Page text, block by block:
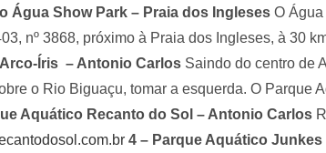
Água Show Park – Praia dos Ingleses O
nº 3868, próximo à Praia dos Ingleses, à 30
Íris – Antonio Carlos Saindo do centro de
o Rio Biguaçu, tomar a esquerda. O Parque
Aquático Recanto do Sol – Antonio Carlos
4 – Parque Aquático